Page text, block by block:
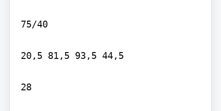
75/40
20,5 81,5 93,5 44,5
28